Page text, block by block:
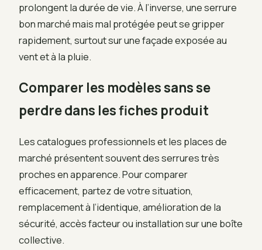
prolongent la durée de vie. À l’inverse, une serrure
bon marché mais mal protégée peut se gripper
rapidement, surtout sur une façade exposée au
vent et à la pluie.
Comparer les modèles sans se
perdre dans les fiches produit
Les catalogues professionnels et les places de
marché présentent souvent des serrures très
proches en apparence. Pour comparer
efficacement, partez de votre situation,
remplacement à l’identique, amélioration de la
sécurité, accès facteur ou installation sur une boîte
collective.